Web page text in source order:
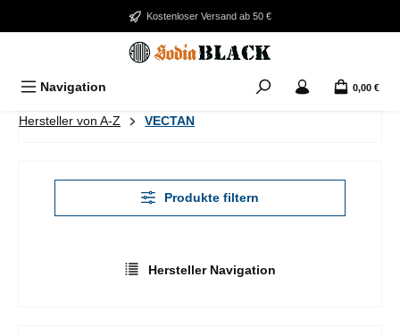
Zum Hauptinhalt springenKostenloser Versand ab 50 €
Navigation 0,00 €
Hersteller von A-Z VECTAN
Produkte filtern
Hersteller Navigation